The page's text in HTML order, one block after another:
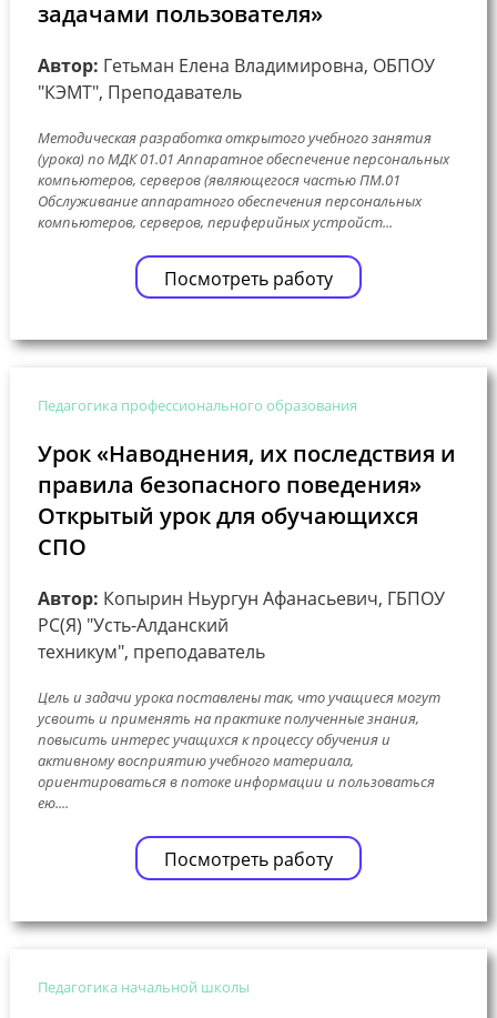
задачами пользователя»
Автор: Гетьман Елена Владимировна, ОБПОУ
"КЭМТ", Преподаватель
Методическая разработка открытого учебного занятия
(урока) по МДК 01.01 Аппаратное обеспечение персональных
компьютеров, серверов (являющегося частью ПМ.01
Обслуживание аппаратного обеспечения персональных
компьютеров, серверов, периферийных устройст...
Посмотреть работу
Педагогика профессионального образования
Урок «Наводнения, их последствия и
правила безопасного поведения»
Открытый урок для обучающихся
СПО
Автор: Копырин Ньургун Афанасьевич, ГБПОУ
РС(Я) "Усть-Алданский
техникум", преподаватель
Цель и задачи урока поставлены так, что учащиеся могут
усвоить и применять на практике полученные знания,
повысить интерес учащихся к процессу обучения и
активному восприятию учебного материала,
ориентироваться в потоке информации и пользоваться
ею....
Посмотреть работу
Педагогика начальной школы